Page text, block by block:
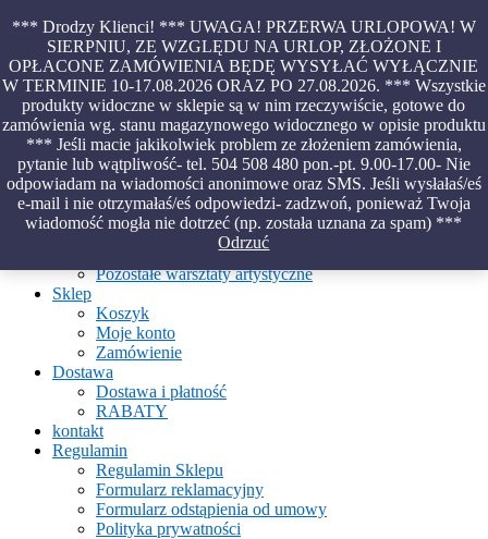
*** Drodzy Klienci! *** UWAGA! PRZERWA URLOPOWA! W
SIERPNIU, ZE WZGLĘDU NA URLOP, ZŁOŻONE I
OPŁACONE ZAMÓWIENIA BĘDĘ WYSYŁAĆ WYŁĄCZNIE
W TERMINIE 10-17.08.2026 ORAZ PO 27.08.2026. *** Wszystkie
produkty widoczne w sklepie są w nim rzeczywiście, gotowe do
zamówienia wg. stanu magazynowego widocznego w opisie produktu
*** Jeśli macie jakikolwiek problem ze złożeniem zamówienia,
pytanie lub wątpliwość- tel. 504 508 480 pon.-pt. 9.00-17.00- Nie
odpowiadam na wiadomości anonimowe oraz SMS. Jeśli wysłałaś/eś
e-mail i nie otrzymałaś/eś odpowiedzi- zadzwoń, ponieważ Twoja
wiadomość mogła nie dotrzeć (np. została uznana za spam) ***
Odrzuć
Skip
content
Piękno malowane na wodzie – papiery marmurkowe – materiały
introligatorskie – oprawy – etui – pudełka
Aktualności
O Pracowni
Ebru
Warsztaty
Warsztaty malowania na wodzie
Pozostałe warsztaty artystyczne
Sklep
Koszyk
Moje konto
Zamówienie
Dostawa
Dostawa i płatność
RABATY
kontakt
Regulamin
Regulamin Sklepu
Formularz reklamacyjny
Formularz odstąpienia od umowy
Polityka prywatności